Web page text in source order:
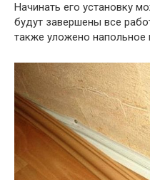
Начинать его установку
будут завершены все
также уложено напольное